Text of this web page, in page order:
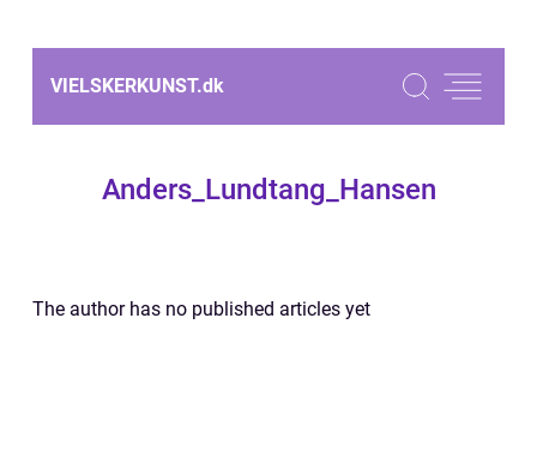
VIELSKERKUNST.dk
Anders_Lundtang_Hansen
The author has no published articles yet